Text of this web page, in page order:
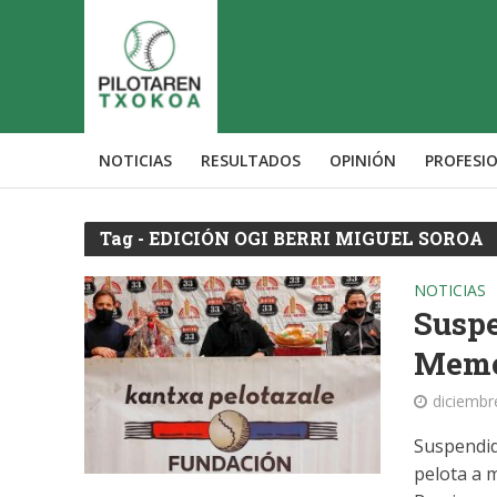
NOTICIAS RESULTADOS OPINIÓN
Tag - EDICIÓN OGI BERRI MIGUEL SOROA
NOTICIAS
pelota a